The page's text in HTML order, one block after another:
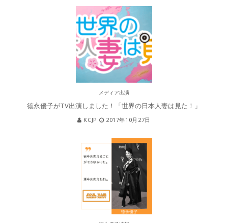
メディア出演
徳永優子がTV出演しました！「世界の日本人妻は見た！」
KCJP 2017年10月27日